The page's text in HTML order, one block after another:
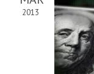
2013